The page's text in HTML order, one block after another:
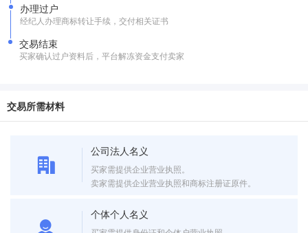
办理过户
经纪人办理商标转让手续，交付相关证书
交易结束
买家确认过户资料后，平台解冻资金支付卖家
交易所需材料
公司法人名义
买家需提供企业营业执照。
卖家需提供企业营业执照和商标注册证原件。
个体个人名义